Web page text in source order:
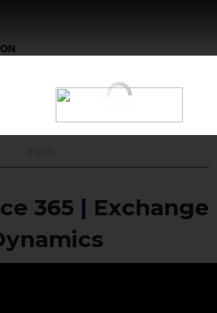
GRATIS A PARTIR DE 5,000
365 | Exchange